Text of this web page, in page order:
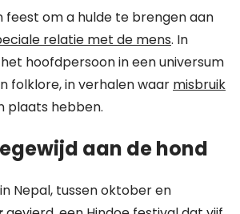
feest om a hulde te brengen aan
relatie met de mens. In
hoofdpersoon in een universum
folklore, in verhalen waar misbruik
plaats hebben.
aan de hond
Nepal, tussen oktober en